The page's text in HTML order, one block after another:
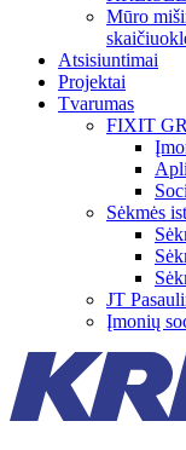
Mūro
Atsisiuntimai
Projektai
Tvarumas
FIXIT
Sėkmės
JT
Įmonių